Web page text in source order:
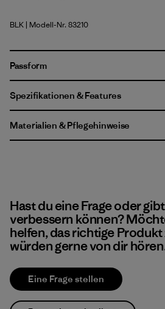
Black
BLK | Modell-Nr. 83210
Passform
Spezifikationen & Features
Materialien & Pflegehinweise
Hast du eine Frage oder
verbessern können?
helfen, das richtige
würden gerne von dir
Eine Frage stellen